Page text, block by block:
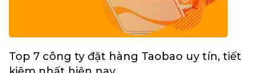
Top 7 công ty đặt hàng Taobao uy tín, tiết